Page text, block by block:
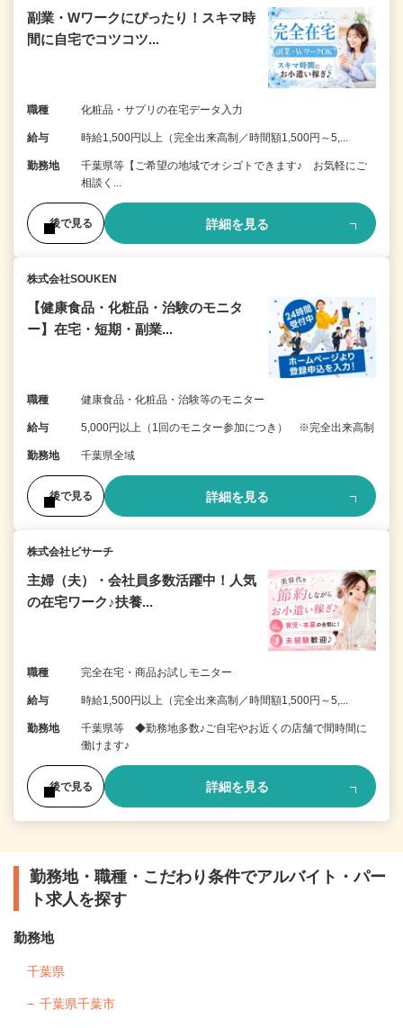
副業・Wワークにぴったり！スキマ時
間に自宅でコツコツ...
職種 化粧品・サプリの在宅データ入力
給与 時給1,500円以上（完全出来高制／時間額1,500円～5,...
勤務地
千葉県等【ご希望の地域でオシゴトできます♪ お気軽にご
相談く...
後で見る 詳細を見る
株式会社SOUKEN
【健康食品・化粧品・治験のモニタ
ー】在宅・短期・副業...
職種 健康食品・化粧品・治験等のモニター
給与 5,000円以上（1回のモニター参加につき） ※完全出来高制
勤務地 千葉県全域
後で見る 詳細を見る
株式会社ビサーチ
主婦（夫）・会社員多数活躍中！人気
の在宅ワーク♪扶養...
職種 完全在宅・商品お試しモニター
給与 時給1,500円以上（完全出来高制／時間額1,500円～5,...
勤務地
千葉県等 ◆勤務地多数♪ご自宅やお近くの店舗で間時間に
働けます♪
後で見る 詳細を見る
勤務地・職種・こだわり条件でアルバイト・パー
ト求人を探す
勤務地
千葉県
千葉県千葉市